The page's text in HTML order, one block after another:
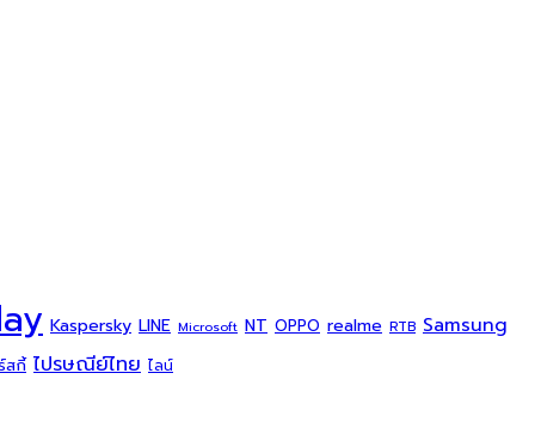
Kaspersky LINE Microsoft NT OPPO realme RTB Samsung
สกี้ ไปรษณีย์ไทย ไลน์